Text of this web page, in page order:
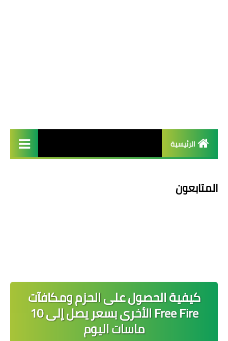
الرئيسية
المتابعون
كيفية الحصول على الحزم ومكافآت
Free Fire الأخرى بسعر يصل إلى 10
ماسات اليوم